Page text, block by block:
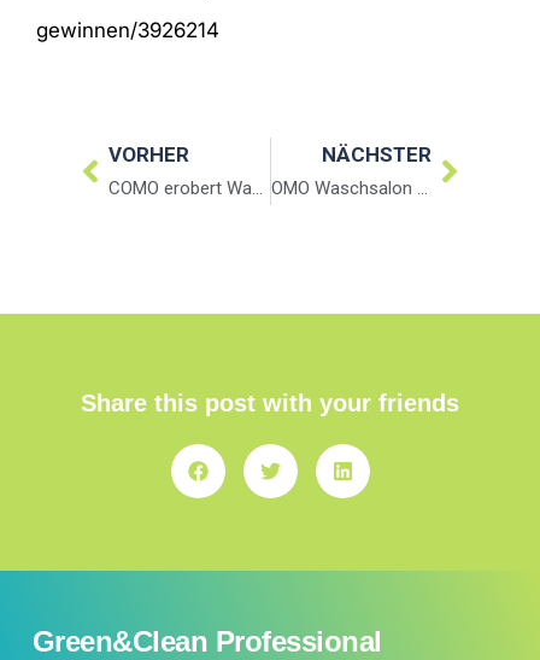
gewinnen/3926214
VORHER NÄCHSTER
Share this post with your friends
Green&Clean Professional